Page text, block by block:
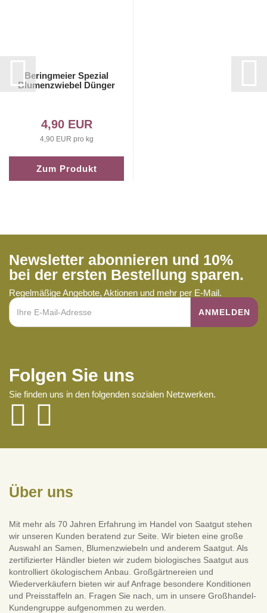
Beringmeier Spezial
Blumenzwiebel Dünger
4,90 EUR
4,90 EUR pro kg
Zum Produkt
Newsletter abonnieren und 10%
bei der ersten Bestellung sparen.
Regelmäßige Angebote, Aktionen und mehr per E-Mail.
Folgen Sie uns
Sie finden uns in den folgenden sozialen Netzwerken.
Über uns
Mit mehr als 70 Jahren Erfahrung im Handel von Saatgut stehen
wir unseren Kunden beratend zur Seite. Wir bieten eine große
Auswahl an Samen, Blumenzwiebeln und anderem Saatgut. Als
zertifizierter Händler bieten wir zudem biologisches Saatgut aus
kontrolliert ökologischem Anbau. Großgärtnereien und
Wiederverkäufern bieten wir auf Anfrage besondere Konditionen
und Preisstaffeln an. Fragen Sie nach, um in unsere Großhandel-
Kundengruppe aufgenommen zu werden.